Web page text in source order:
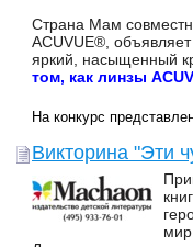
Страна Мам
ACUVUE®,
яркий, насыщенный
том, как линзы
На конкурс
Викторина "Эти
мир